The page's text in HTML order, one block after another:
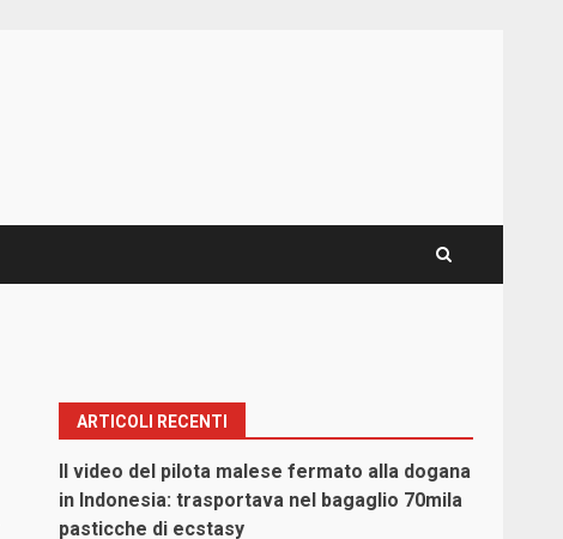
ARTICOLI RECENTI
Il video del pilota malese fermato alla dogana
in Indonesia: trasportava nel bagaglio 70mila
pasticche di ecstasy